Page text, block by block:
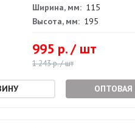
Ширина, мм: 115
Высота, мм: 195
995 р. / шт
1 243 р. / шт
ОПТОВАЯ